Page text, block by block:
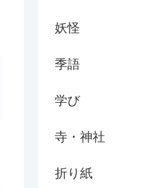
妖怪
季語
学び
寺・神社
折り紙